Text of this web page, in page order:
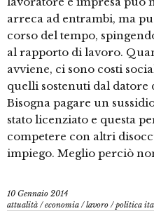
arreca ad entrambi, ma
corso del tempo,
al rapporto di lavoro.
avviene, ci sono costi
quelli sostenuti dal datore
Bisogna pagare un
stato licenziato e questa
competere con altri
impiego. Meglio perciò
10 Gennaio 2014
attualità /economia /lavoro /politica